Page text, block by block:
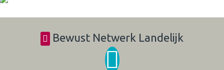
Bewust Netwerk Landelijk